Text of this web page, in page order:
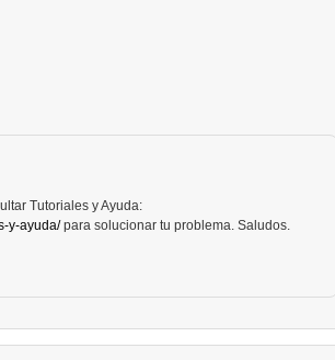
Tutoriales y Ayuda:
y-ayuda/para solucionar tu problema. Saludos.